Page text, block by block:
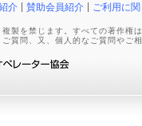
介 賛助会員紹介 ご利用に
製を禁じます。すべての著作権
質問、又、個人的なご質問やご